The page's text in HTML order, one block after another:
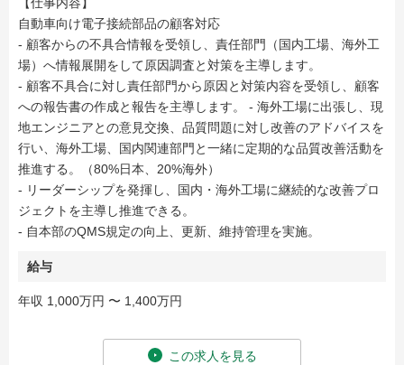
自動車向け電子接続部品の顧客対応
- 顧客からの不具合情報を受領し、責任部門（国内工場、海外工
場）へ情報展開をして原因調査と対策を主導します。
- 顧客不具合に対し責任部門から原因と対策内容を受領し、顧客
への報告書の作成と報告を主導します。 - 海外工場に出張し、現
地エンジニアとの意見交換、品質問題に対し改善のアドバイスを
行い、海外工場、国内関連部門と一緒に定期的な品質改善活動を
推進する。（80%日本、20%海外）
- リーダーシップを発揮し、国内・海外工場に継続的な改善プロ
ジェクトを主導し推進できる。
- 自本部のQMS規定の向上、更新、維持管理を実施。
給与
年収 1,000万円 〜 1,400万円
この求人を見る